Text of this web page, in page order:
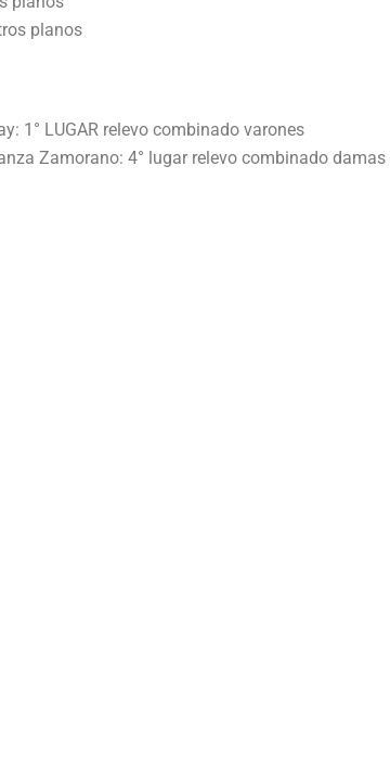
planos
1° LUGAR relevo combinado varones
Zamorano: 4° lugar relevo combinado damas